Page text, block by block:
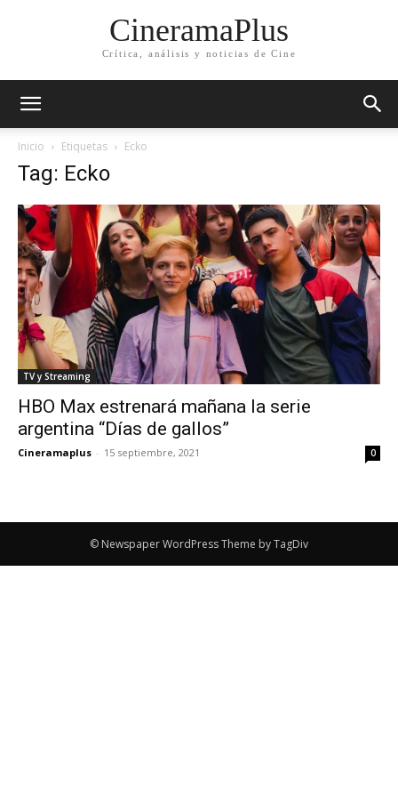
CineramaPlus
Crítica, análisis y noticias de Cine
Inicio Etiquetas Ecko
Tag: Ecko
TV y Streaming
HBO Max estrenará mañana la serie
argentina “Días de gallos”
Cineramaplus - 15 septiembre, 2021 0
© Newspaper WordPress Theme by TagDiv